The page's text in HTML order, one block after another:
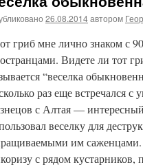
26.08.2014автором
гриб мне лично знаком с
Видете ли тот
“веселка
раз еще встречался
с Алтая —
веселку для
им саженцами.
с рядом кустарников,